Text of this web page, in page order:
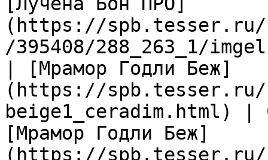
(https://spb.tesser.ru/
/395408/288_263_1/
| [Мрамор Годли Беж]
(https://spb.tesser.ru/
beige1_ceradim.html)
[Мрамор Годли Беж]
(https://spb.tesser.ru/